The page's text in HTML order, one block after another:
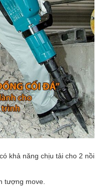
khả năng chịu tải cho 2 nồi
tượng move.
2/ 6
nhất. Hoàn Toàn Miễn Phí,